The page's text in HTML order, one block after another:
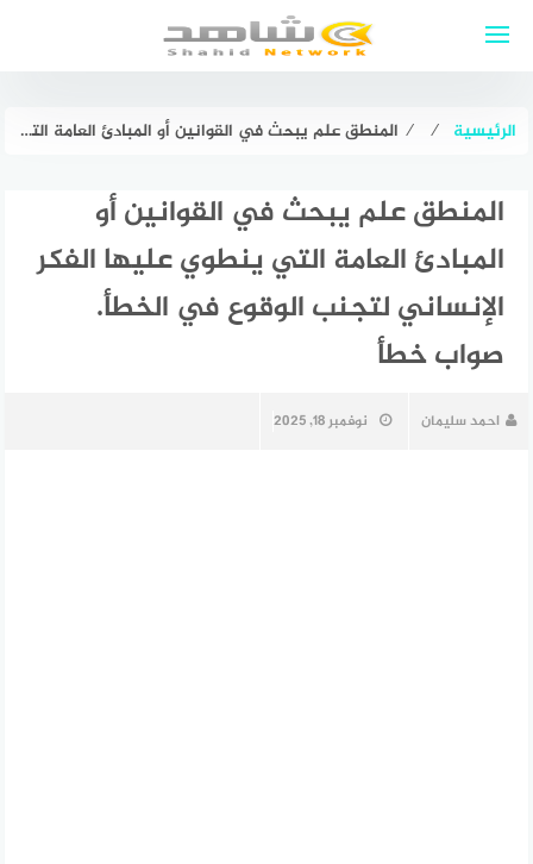
الرئيسية ⁄
⁄ المنطق علم يبحث في القوانين أو المبادئ العامة التي ينطوي عليها الفكر الإنساني لتجنب الوقوع في الخطأ. صواب خطأ
المنطق علم يبحث في القوانين أو
المبادئ العامة التي ينطوي عليها الفكر
الإنساني لتجنب الوقوع في الخطأ.
صواب خطأ
احمد سليمان نوفمبر 18, 2025